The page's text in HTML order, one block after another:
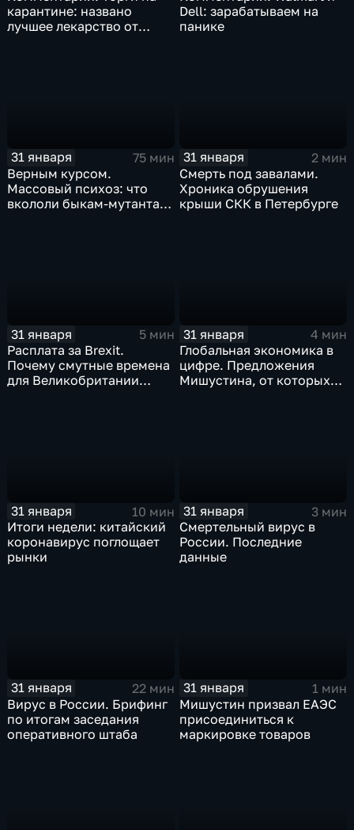
карантине: названо
лучшее лекарство от
Dell: зарабатываем на
панике
31 января
75 мин
Верным курсом.
Массовый психоз: что
вкололи быкам-мутантам,
31 января
2 мин
Смерть под завалами.
Хроника обрушения
крыши СКК в Петербурге
31 января
5 мин
Расплата за Brexit.
Почему смутные времена
для Великобритании
31 января
4 мин
Глобальная экономика в
цифре. Предложения
Мишустина, от которых
31 января
10 мин
Итоги недели: китайский
коронавирус поглощает
рынки
31 января
3 мин
Смертельный вирус в
России. Последние
данные
31 января
22 мин
Вирус в России. Брифинг
по итогам заседания
оперативного штаба
31 января
1 мин
Мишустин призвал ЕАЭС
присоединиться к
маркировке товаров